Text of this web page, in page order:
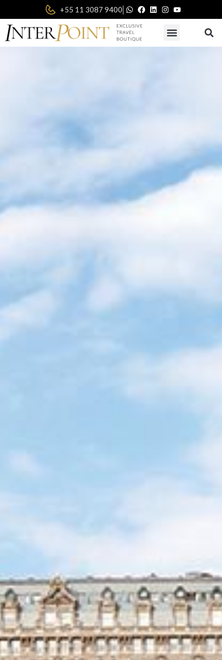
+55 11 3087 9400|